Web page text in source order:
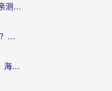
穿梭和快喵好用吗？海外党亲测：小众加速器对比+番茄加速器深度体验
云极和Unblock Youku好用吗？海外党亲测+2026回国加速器避坑指南
ChickCN和海外回国好用吗？海外党2026亲测：从手游到影音，选对加速器的3个关键